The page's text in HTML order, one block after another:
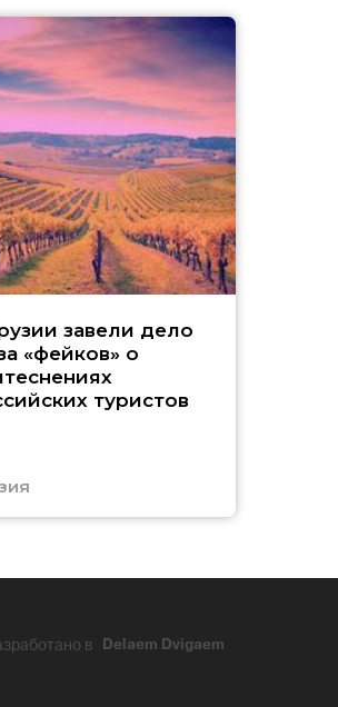
завели дело
«фейков» о
туристов
в Delaem Dvigaem